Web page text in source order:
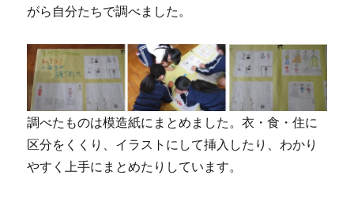
がら自分たちで調べました。
調べたものは模造紙にまとめました。衣・食・住に
区分をくくり、イラストにして挿入したり、わかり
やすく上手にまとめたりしています。